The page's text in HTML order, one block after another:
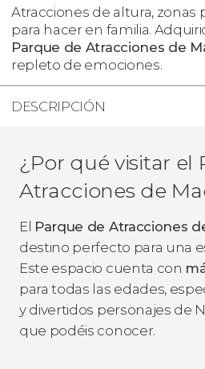
Atracciones de altura, zonas
para hacer en familia.
Parque de Atracciones de
repleto de emociones.
DESCRIPCIÓN
¿Por qué visitar el
Atracciones de
El Parque de Atracciones
destino perfecto para una
Este espacio cuenta con
para todas las edades,
y divertidos personajes de
que podéis conocer.